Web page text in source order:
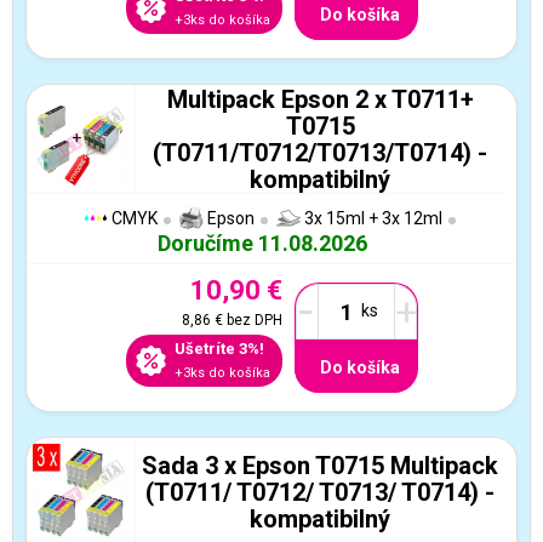
+3ks do košíka Do košíka
Multipack Epson 2 x T0711+
T0715
(T0711/T0712/T0713/T0714) -
kompatibilný
CMYK Epson 3x 15ml + 3x 12ml
Doručíme 11.08.2026
10,90 €
8,86 €bez DPH
Ušetríte 3%!
+3ks do košíka
- +
Do košíka
Sada 3 x Epson T0715 Multipack
(T0711/ T0712/ T0713/ T0714) -
kompatibilný